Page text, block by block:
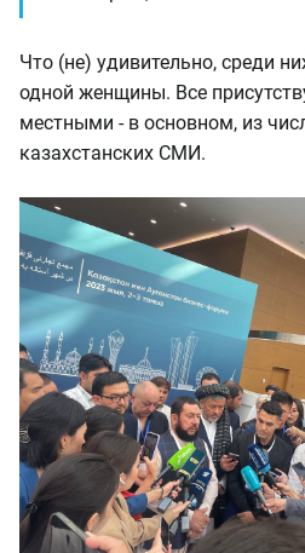
Что (не) удивительно, среди
одной женщины. Все
местными - в основном, из
казахстанских СМИ.